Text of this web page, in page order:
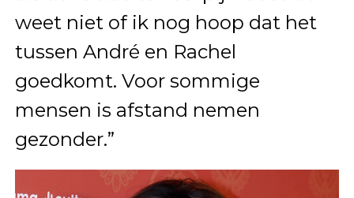
weet niet of ik nog hoop dat het
tussen André en Rachel
goedkomt. Voor sommige
mensen is afstand nemen
gezonder.”